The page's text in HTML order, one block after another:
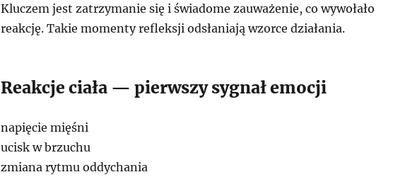
Kluczem jest zatrzymanie się i świadome zauważenie, co wywołało
reakcję. Takie momenty refleksji odsłaniają wzorce działania.
Reakcje ciała — pierwszy sygnał emocji
napięcie mięśni
ucisk w brzuchu
zmiana rytmu oddychania